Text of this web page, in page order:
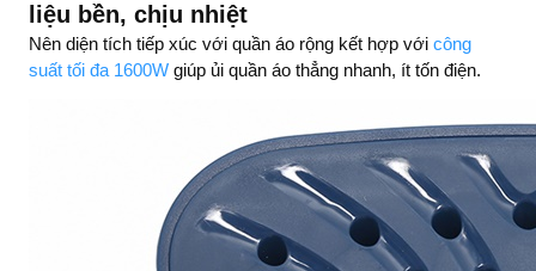
liệu bền, chịu nhiệt
Nên diện tích tiếp xúc với quần áo rộng kết hợp với công
suất tối đa 1600Wgiúp ủi quần áo thẳng nhanh, ít tốn điện.